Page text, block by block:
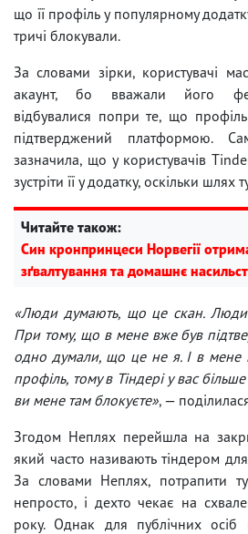
що її профіль у популярному
тричі блокували.
За словами зірки, користувачі
акаунт, бо вважали його
відбувалися попри те, що
підтверджений платформою.
зазначила, що у користувачів
зустріти її у додатку, оскільки шлях
Читайте також:
Син кронпринцеси Норвегії
зґвалтування та домашнє
«Люди думають, що це скан.
При тому, що в мене вже був
одно думали, що це не я. І в мене
профіль, тому в Тіндері у вас
ви мене там блокуєте», —
Згодом Неплях перейшла на
який часто називають тіндером
За словами Неплях, потрапити
непросто, і дехто чекає на
року. Однак для публічних осіб